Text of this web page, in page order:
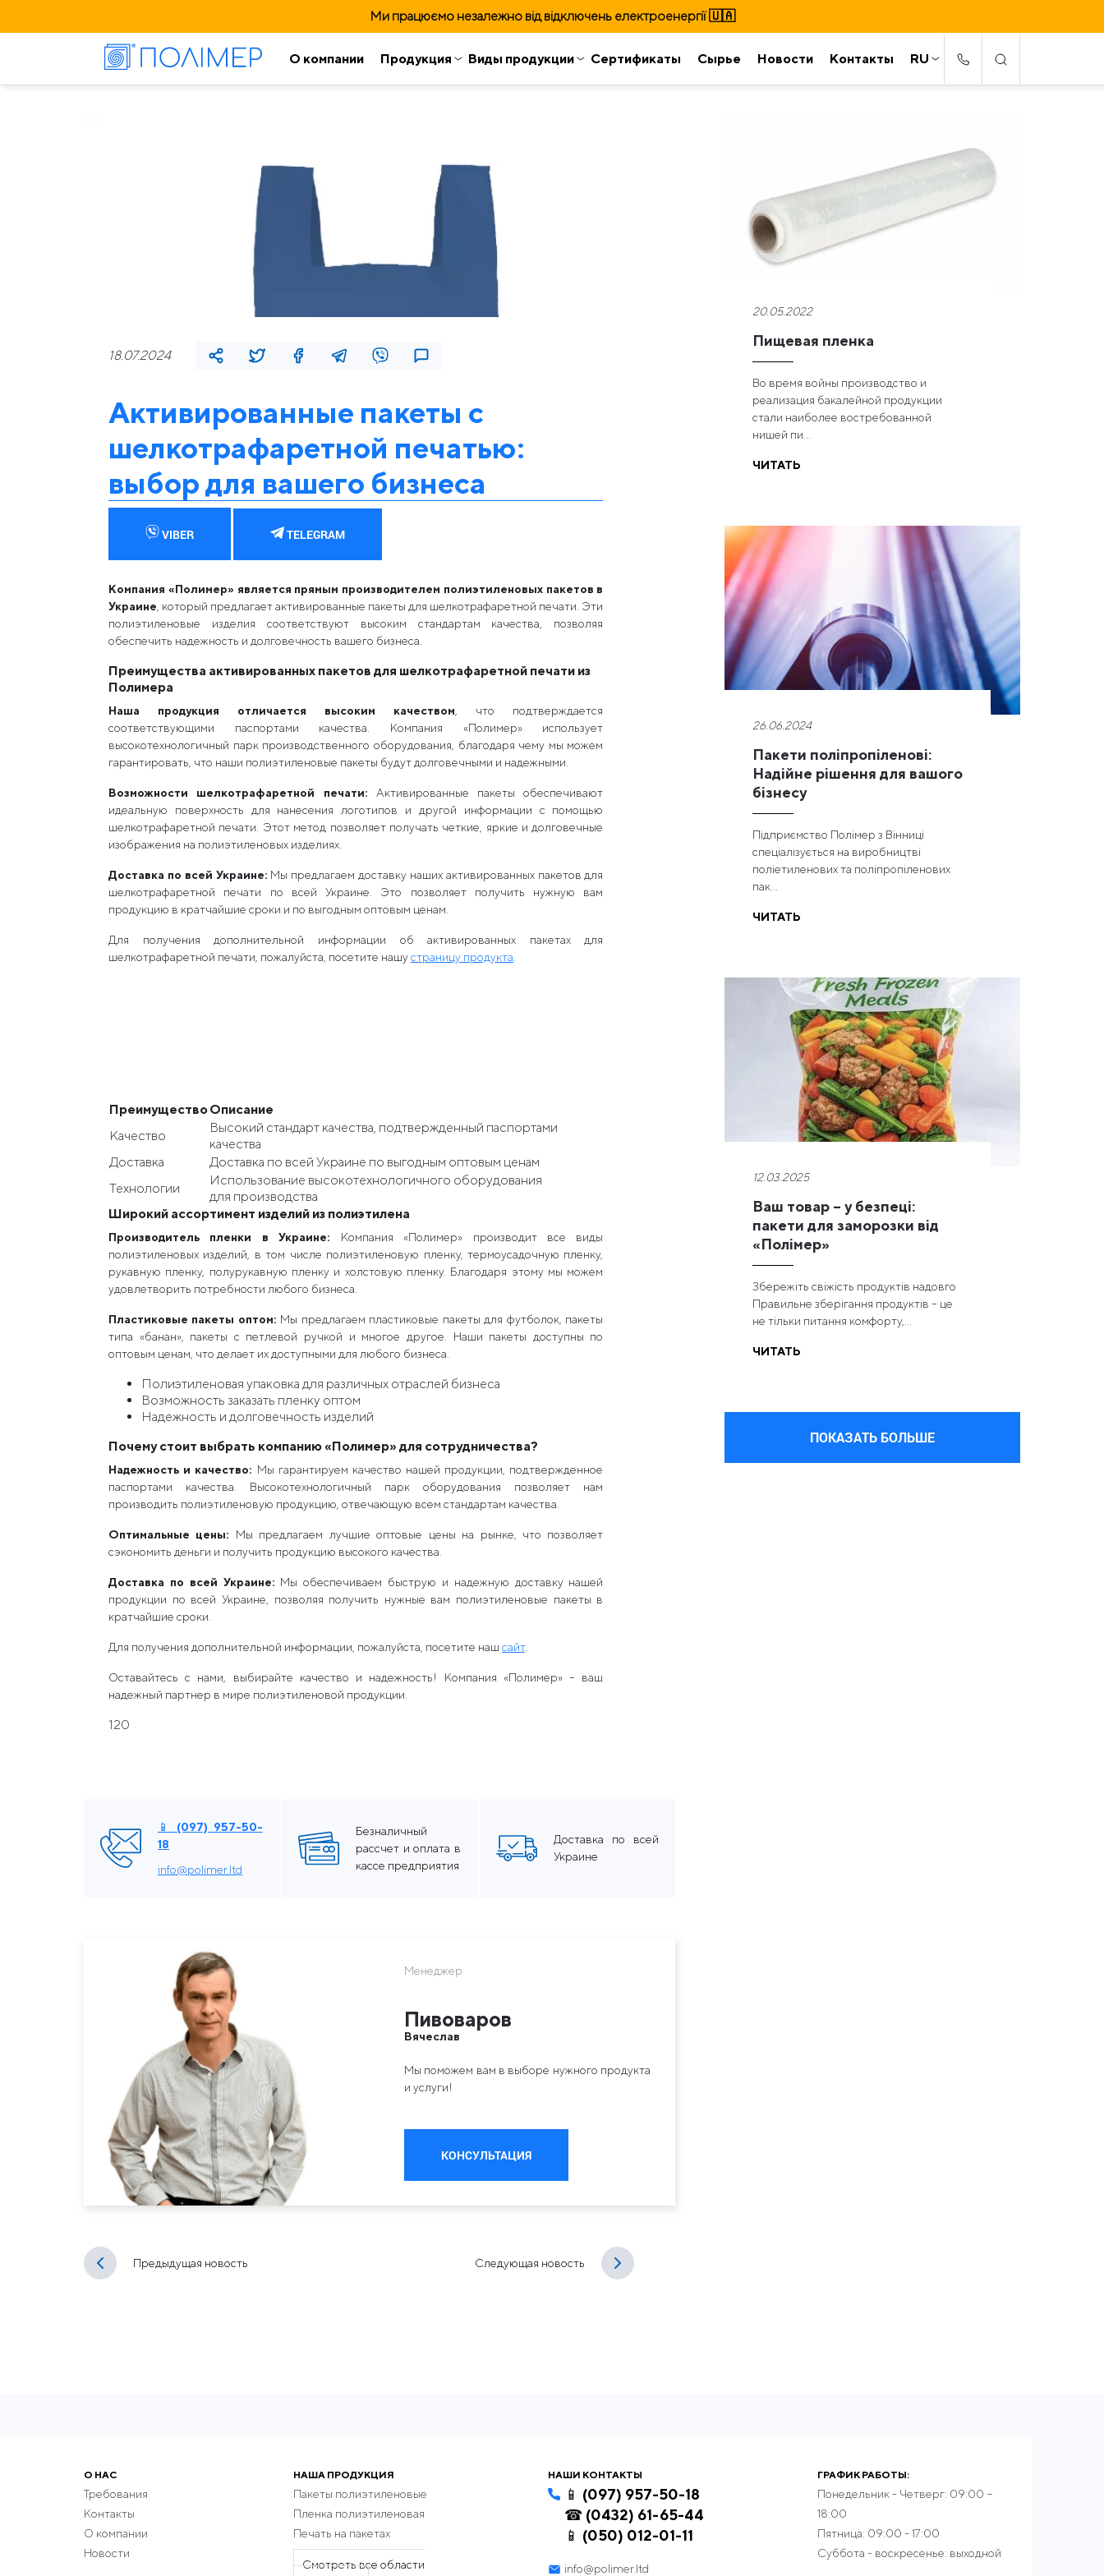
Ми працюємо незалежно від відключень електроенергії 🇺🇦
О компании Продукция Виды продукции Сертификаты Сырье Новости Контакты RU
18.07.2024
Активированные пакеты с
шелкотрафаретной печатью:
выбор для вашего бизнеса
VIBER TELEGRAM
Компания «Полимер» является прямым производителем полиэтиленовых пакетов в
Украине , который предлагает активированные пакеты для шелкотрафаретной печати. Эти
полиэтиленовые изделия соответствуют высоким стандартам качества, позволяя
обеспечить надежность и долговечность вашего бизнеса.
Преимущества активированных пакетов для шелкотрафаретной печати из
Полимера
Наша продукция отличается высоким качеством , что подтверждается
соответствующими паспортами качества. Компания «Полимер» использует
высокотехнологичный парк производственного оборудования, благодаря чему мы можем
гарантировать, что наши полиэтиленовые пакеты будут долговечными и надежными.
Возможности шелкотрафаретной печати: Активированные пакеты обеспечивают
идеальную поверхность для нанесения логотипов и другой информации с помощью
шелкотрафаретной печати. Этот метод позволяет получать четкие, яркие и долговечные
изображения на полиэтиленовых изделиях.
Доставка по всей Украине: Мы предлагаем доставку наших активированных пакетов для
шелкотрафаретной печати по всей Украине. Это позволяет получить нужную вам
продукцию в кратчайшие сроки и по выгодным оптовым ценам.
Для получения дополнительной информации об активированных пакетах для
шелкотрафаретной печати, пожалуйста, посетите нашустраницу продукта
ПреимуществоОписание
Качество
Высокий стандарт качества, подтвержденный паспортами
качества
Доставка
Доставка по всей Украине по выгодным оптовым ценам
Технологии
Использование высокотехнологичного оборудования
для производства
Широкий ассортимент изделий из полиэтилена
Производитель пленки в Украине: Компания «Полимер» производит все виды
полиэтиленовых изделий, в том числе полиэтиленовую пленку, термоусадочную пленку,
рукавную пленку, полурукавную пленку и холстовую пленку. Благодаря этому мы можем
удовлетворить потребности любого бизнеса.
Пластиковые пакеты оптом: Мы предлагаем пластиковые пакеты для футболок, пакеты
типа «банан», пакеты с петлевой ручкой и многое другое. Наши пакеты доступны по
оптовым ценам, что делает их доступными для любого бизнеса.
Полиэтиленовая упаковка для различных отраслей бизнеса
Возможность заказать пленку оптом
Надежность и долговечность изделий
Почему стоит выбрать компанию «Полимер» для сотрудничества?
Надежность и качество: Мы гарантируем качество нашей продукции, подтвержденное
паспортами качества. Высокотехнологичный парк оборудования позволяет нам
производить полиэтиленовую продукцию, отвечающую всем стандартам качества.
Оптимальные цены: Мы предлагаем лучшие оптовые цены на рынке, что позволяет
сэкономить деньги и получить продукцию высокого качества.
Доставка по всей Украине: Мы обеспечиваем быструю и надежную доставку нашей
продукции по всей Украине, позволяя получить нужные вам полиэтиленовые пакеты в
кратчайшие сроки.
Для получения дополнительной информации, пожалуйста, посетите наш сайт.
Оставайтесь с нами, выбирайте качество и надежность! Компания «Полимер» – ваш
надежный партнер в мире полиэтиленовой продукции.
120
📱 (097) 957-50-
18
info@polimer.ltd
Безналичный
рассчет и оплата в
кассе предприятия
Доставка по всей
Украине
Менеджер
Пивоваров
Вячеслав
Мы поможем вам в выборе нужного продукта
и услуги!
КОНСУЛЬТАЦИЯ
Предыдущая новость Следующая новость
20.05.2022
Пищевая пленка
Во время войны производство и
реализация бакалейной продукции
стали наиболее востребованной
нишей пи...
ЧИТАТЬ
26.06.2024
Пакети поліпропіленові:
Надійне рішення для вашого
бізнесу
Підприємство Полімер з Вінниці
спеціалізується на виробництві
поліетиленових та поліпропіленових
пак...
ЧИТАТЬ
12.03.2025
Ваш товар – у безпеці:
пакети для заморозки від
«Полімер»
Збережіть свіжість продуктів надовго
Правильне зберігання продуктів – це
не тільки питання комфорту,...
ЧИТАТЬ
ПОКАЗАТЬ БОЛЬШЕ
О НАС
Требования
Контакты
О компании
Новости
НАША ПРОДУКЦИЯ
Пакеты полиэтиленовые
Пленка полиэтиленовая
Печать на пакетах
Смотреть все области
НАШИ КОНТАКТЫ
📱 (097) 957-50-18
☎ (0432) 61-65-44
📱 (050) 012-01-11
info@polimer.ltd
ГРАФИК РАБОТЫ:
Понедельник - Четверг: 09:00 −
18:00
Пятница: 09:00 - 17:00
Суббота - воскресенье: выходной